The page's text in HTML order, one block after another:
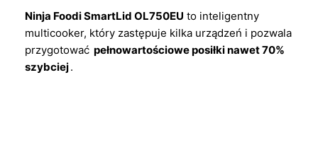
Ninja Foodi SmartLid OL750EU to inteligentny
multicooker, który zastępuje kilka urządzeń i pozwala
przygotować pełnowartościowe posiłki nawet 70%
szybciej.